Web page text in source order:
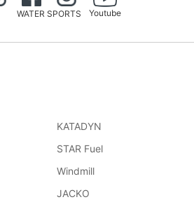
WATER SPORTS Youtube
KATADYN
STAR Fuel
Windmill
JACKO